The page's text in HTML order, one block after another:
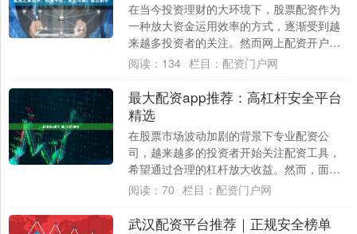
在当今投资理财的大环境下，股票配资作为
一种放大资金运用效率的方式，逐渐受到越
来越多投资者的关注。然而网上配资开户，
面对市场上琳琅满目的配资平台，如何选择
阅读： 134 栏目： 配资门户网
最大配资app推荐：高杠杆安全平台
精选
在股票市场波动加剧的背景下专业配资公
司，越来越多的投资者开始关注配资工具，
希望通过合理的杠杆放大收益。然而，面对
市场上鱼龙混杂的配资平台，如何选择一家
阅读： 70 栏目： 配资门户网
武汉配资平台推荐｜正规安全榜单